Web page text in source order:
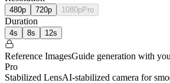
480p 720p 1080pPro
Duration
4s 8s 12s
Reference ImagesGuide generation with
Pro
Stabilized LensAI-stabilized camera for